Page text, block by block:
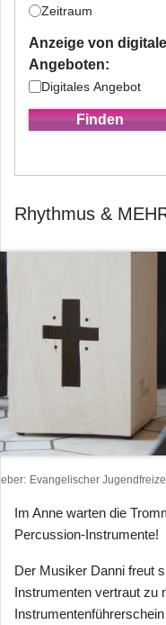
Zeitraum
Anzeige von
Angeboten:
Digitales Angebot
Rhythmus &
Evangelischer
Im Anne warten die
Percussion-Instrumente!
Der Musiker Danni freut
Instrumenten vertraut zu